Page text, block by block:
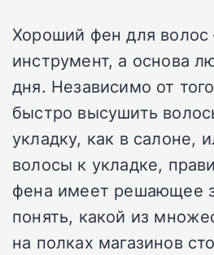
Хороший фен для
инструмент, а основа
дня. Независимо от
быстро высушить
укладку, как в салоне,
волосы к укладке,
фена имеет решающее
понять, какой из
на полках магазинов